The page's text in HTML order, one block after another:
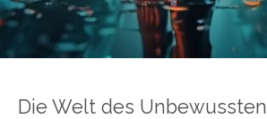
Die Welt des Unbewussten